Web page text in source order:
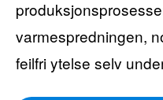
varmespredningen,
feilfri ytelse selv